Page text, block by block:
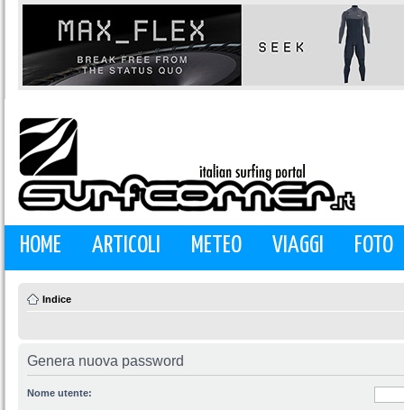
HOME ARTICOLI METEO VIAGGI FOTO
Indice
Genera nuova password
Nome utente: